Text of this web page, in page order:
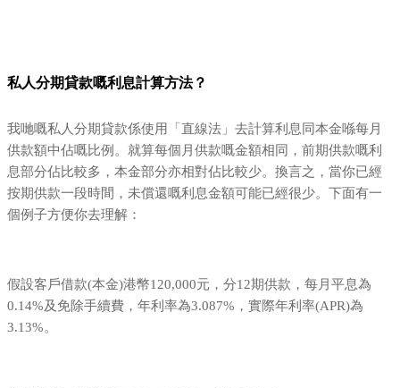
私人分期貸款嘅利息計算方法？
我哋嘅私人分期貸款係使用「直線法」去計算利息同本金喺每月
供款額中佔嘅比例。就算每個月供款嘅金額相同，前期供款嘅利
息部分佔比較多，本金部分亦相對佔比較少。換言之，當你已經
按期供款一段時間，未償還嘅利息金額可能已經很少。下面有一
個例子方便你去理解：
假設客戶借款(本金)港幣120,000元，分12期供款，每月平息為
0.14%及免除手續費，年利率為3.087%，實際年利率(APR)為
3.13%。